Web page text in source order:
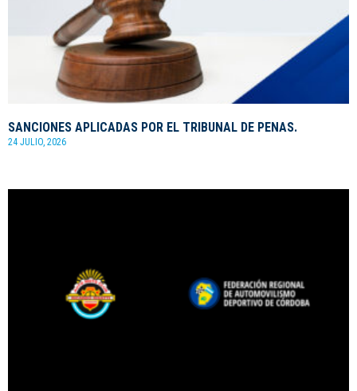
SANCIONES APLICADAS POR EL TRIBUNAL DE PENAS.
24 JULIO, 2026